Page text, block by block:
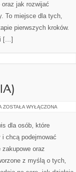
jak rozwijać
To miejsce dla tych,
pierwszych kroków.
[…]
THE
(WIELKA
BRYTANIA)
ZOSTAŁA WYŁĄCZONA
dla osób, które
chcą podejmować
oraz
z myślą o tych,